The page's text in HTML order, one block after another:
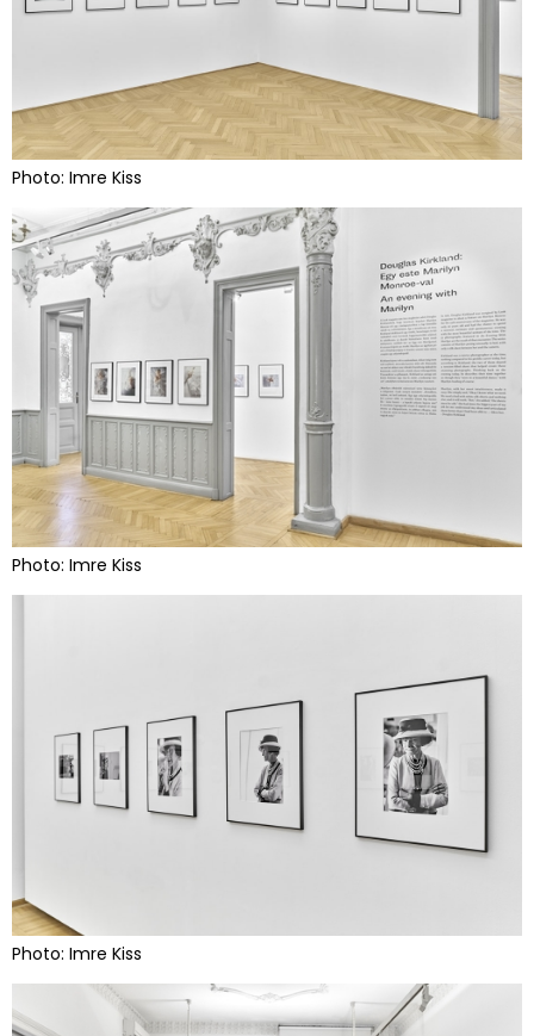
Photo: Imre Kiss
Photo: Imre Kiss
Photo: Imre Kiss